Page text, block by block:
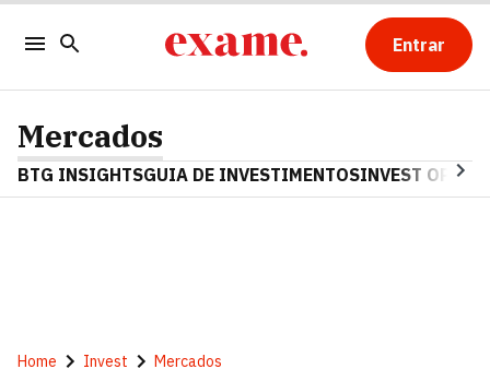
Entrar
Mercados
BTG INSIGHTSGUIA DE INVESTIMENTOSINVEST OPINA
Home Invest Mercados